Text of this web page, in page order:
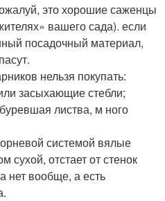
это хорошие саженцы
вашего сада). если
посадочный материал,
нельзя покупать:
засыхающие стебли;
листва, м ного
системой вялые
сухой, отстает от стенок
нет вообще, а есть